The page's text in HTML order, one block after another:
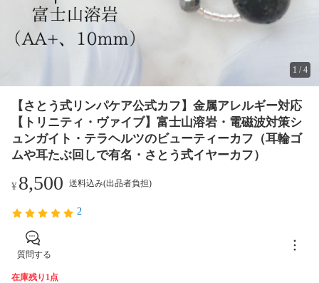
1 /4
【さとう式リンパケア公式カフ】金属アレルギー対応
【トリニティ・ヴァイブ】富士山溶岩・電磁波対策シ
ュンガイト・テラヘルツのビューティーカフ（耳輪ゴ
ムや耳たぶ回しで有名・さとう式イヤーカフ）
¥8,500 送料込み(出品者負担)
2
質問する
在庫残り1点